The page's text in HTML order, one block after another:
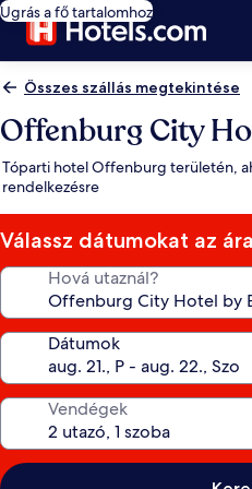
Ugrás a fő tartalomhoz
Összes szállás megtekintése
Offenburg City
Tóparti hotel Offenburg területén,
rendelkezésre
Válassz dátumokat az
Hová utaznál?
Dátumok
Vendégek